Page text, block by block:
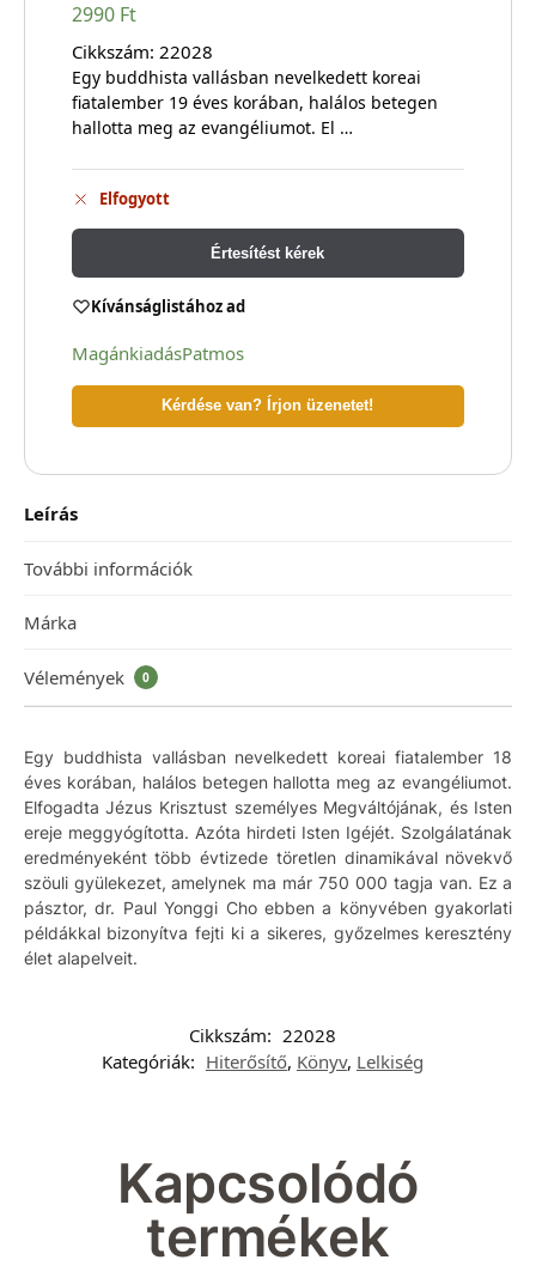
2990 Ft
Cikkszám: 22028
Egy buddhista vallásban nevelkedett koreai
fiatalember 19 éves korában, halálos betegen
hallotta meg az evangéliumot. El …
Elfogyott
Értesítést kérek
Kívánságlistához ad
MagánkiadásPatmos
Kérdése van? Írjon üzenetet!
Leírás
További információk
Márka
Vélemények 0
Egy buddhista vallásban nevelkedett koreai fiatalember 18
éves korában, halálos betegen hallotta meg az evangéliumot.
Elfogadta Jézus Krisztust személyes Megváltójának, és Isten
ereje meggyógította. Azóta hirdeti Isten Igéjét. Szolgálatának
eredményeként több évtizede töretlen dinamikával növekvő
szöuli gyülekezet, amelynek ma már 750 000 tagja van. Ez a
pásztor, dr. Paul Yonggi Cho ebben a könyvében gyakorlati
példákkal bizonyítva fejti ki a sikeres, győzelmes keresztény
élet alapelveit.
Cikkszám: 22028
Kategóriák: Hiterősítő, Könyv, Lelkiség
Kapcsolódó
termékek